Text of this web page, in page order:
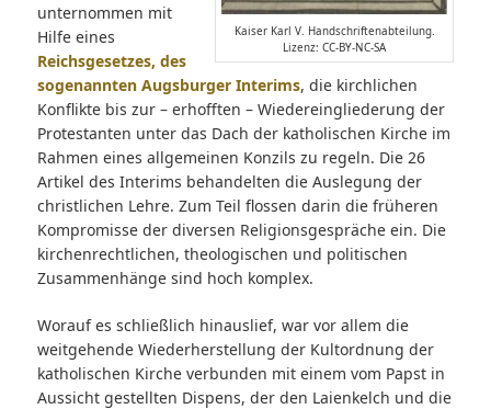
Kaiser Karl V. Handschriftenabteilung.
Lizenz: CC-BY-NC-SA
unternommen mit
Hilfe eines
Reichsgesetzes, des
sogenannten Augsburger Interims, die kirchlichen
Konflikte bis zur – erhofften – Wiedereingliederung der
Protestanten unter das Dach der katholischen Kirche im
Rahmen eines allgemeinen Konzils zu regeln. Die 26
Artikel des Interims behandelten die Auslegung der
christlichen Lehre. Zum Teil flossen darin die früheren
Kompromisse der diversen Religionsgespräche ein. Die
kirchenrechtlichen, theologischen und politischen
Zusammenhänge sind hoch komplex.
Worauf es schließlich hinauslief, war vor allem die
weitgehende Wiederherstellung der Kultordnung der
katholischen Kirche verbunden mit einem vom Papst in
Aussicht gestellten Dispens, der den Laienkelch und die